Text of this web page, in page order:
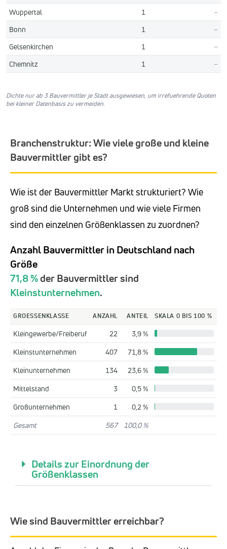
Wuppertal
1
–
Bonn
1
–
Gelsenkirchen
1
–
Chemnitz
1 –
Dichte nur ab 3 Bauvermittler je Stadt ausgewiesen, um irrefuehrende Quoten
bei kleiner Datenbasis zu vermeiden.
Branchenstruktur: Wie viele große und kleine
Bauvermittler gibt es?
Wie ist der Bauvermittler Markt strukturiert? Wie
groß sind die Unternehmen und wie viele Firmen
sind den einzelnen Größenklassen zu zuordnen?
Anzahl Bauvermittler in Deutschland nach
Größe
71,8 %der Bauvermittler sind
Kleinstunternehmen.
GROESSENKLASSE ANZAHL ANTEIL SKALA 0 BIS 100 %
Kleingewerbe/Freiberuf 22
3,9 %
Kleinstunternehmen
407
71,8 %
Kleinunternehmen
134
23,6 %
Mittelstand
3
0,5 %
Großunternehmen
1
0,2 %
Gesamt
567 100,0 %
Details zur Einordnung der
Größenklassen
Wie sind Bauvermittler erreichbar?